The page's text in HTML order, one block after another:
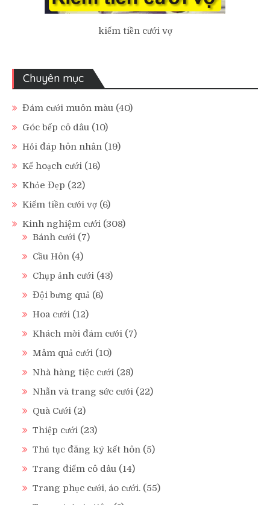
kiếm tiền cưới vợ
Chuyên mục
Đám cưới muôn màu (40)
Góc bếp cô dâu (10)
Hỏi đáp hôn nhân (19)
Kế hoạch cưới (16)
Khỏe Đẹp (22)
Kiếm tiền cưới vợ (6)
Kinh nghiệm cưới (308)
Bánh cưới (7)
Cầu Hôn (4)
Chụp ảnh cưới (43)
Đội bưng quả (6)
Hoa cưới (12)
Khách mời đám cưới (7)
Mâm quả cưới (10)
Nhà hàng tiệc cưới (28)
Nhẫn và trang sức cưới (22)
Quà Cưới (2)
Thiệp cưới (23)
Thủ tục đăng ký kết hôn (5)
Trang điểm cô dâu (14)
Trang phục cưới, áo cưới. (55)